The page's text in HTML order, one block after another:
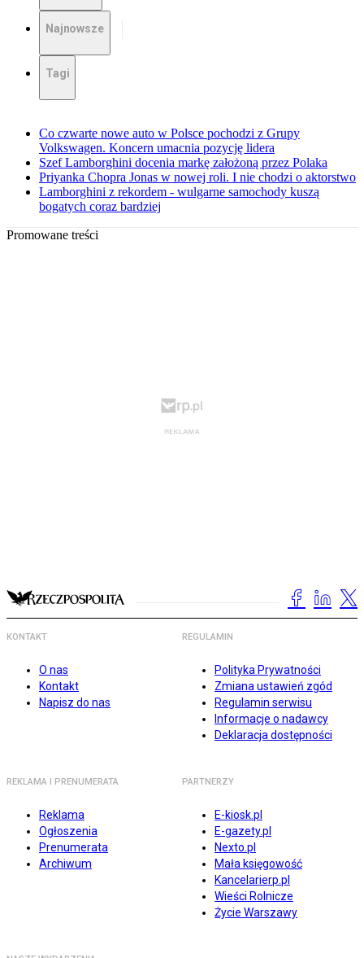
Najnowsze
Tagi
Co czwarte nowe auto w Polsce pochodzi z Grupy
Volkswagen. Koncern umacnia pozycję lidera
Szef Lamborghini docenia markę założoną przez Polaka
Priyanka Chopra Jonas w nowej roli. I nie chodzi o aktorstwo
Lamborghini z rekordem - wulgarne samochody kuszą
bogatych coraz bardziej
Promowane treści
KONTAKT
O nas
Kontakt
Napisz do nas
REGULAMIN
Polityka Prywatności
Zmiana ustawień zgód
Regulamin serwisu
Informacje o nadawcy
Deklaracja dostępności
REKLAMA I PRENUMERATA
Reklama
Ogłoszenia
Prenumerata
Archiwum
PARTNERZY
E-kiosk.pl
E-gazety.pl
Nexto.pl
Mała księgowość
Kancelarierp.pl
Wieści Rolnicze
Życie Warszawy